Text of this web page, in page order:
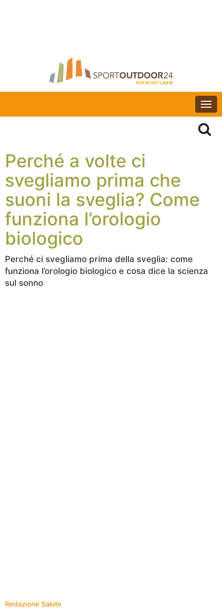
Perché a volte ci
svegliamo prima che
suoni la sveglia? Come
funziona l’orologio
biologico
Perché ci svegliamo prima della sveglia: come
funziona l’orologio biologico e cosa dice la scienza
sul sonno
Redazione Salute